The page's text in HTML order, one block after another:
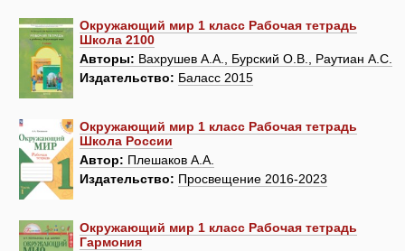
Окружающий мир 1 класс Рабочая тетрадь
Школа 2100
Авторы: Вахрушев А.А., Бурский О.В., Раутиан А.С.
Издательство: Баласс 2015
Окружающий мир 1 класс Рабочая тетрадь
Школа России
Автор: Плешаков А.А.
Издательство: Просвещение 2016-2023
Окружающий мир 1 класс Рабочая тетрадь
Гармония